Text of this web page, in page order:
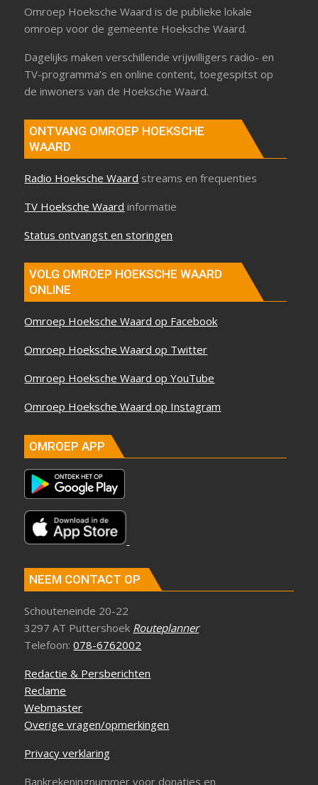
Omroep Hoeksche Waard is de publieke lokale
omroep voor de gemeente Hoeksche Waard.
Dagelijks maken verschillende vrijwilligers radio- en
TV-programma’s en online content, toegespitst op
de inwoners van de Hoeksche Waard.
ONTVANG OMROEP HOEKSCHE
WAARD
Radio Hoeksche Waard streams en frequenties
TV Hoeksche Waard informatie
Status ontvangst en storingen
VOLG OMROEP HOEKSCHE WAARD
ONLINE
Omroep Hoeksche Waard op Facebook
Omroep Hoeksche Waard op Twitter
Omroep Hoeksche Waard op YouTube
Omroep Hoeksche Waard op Instagram
OMROEP APP
NEEM CONTACT OP
Schouteneinde 20-22
3297 AT Puttershoek Routeplanner
Telefoon:078-6762002
Redactie & Persberichten
Reclame
Webmaster
Overige vragen/opmerkingen
Privacy verklaring
Bankrekeningnummer voor donaties en